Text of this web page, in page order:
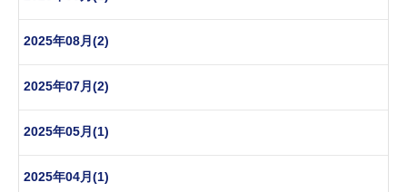
2025年08月(2)
2025年07月(2)
2025年05月(1)
2025年04月(1)